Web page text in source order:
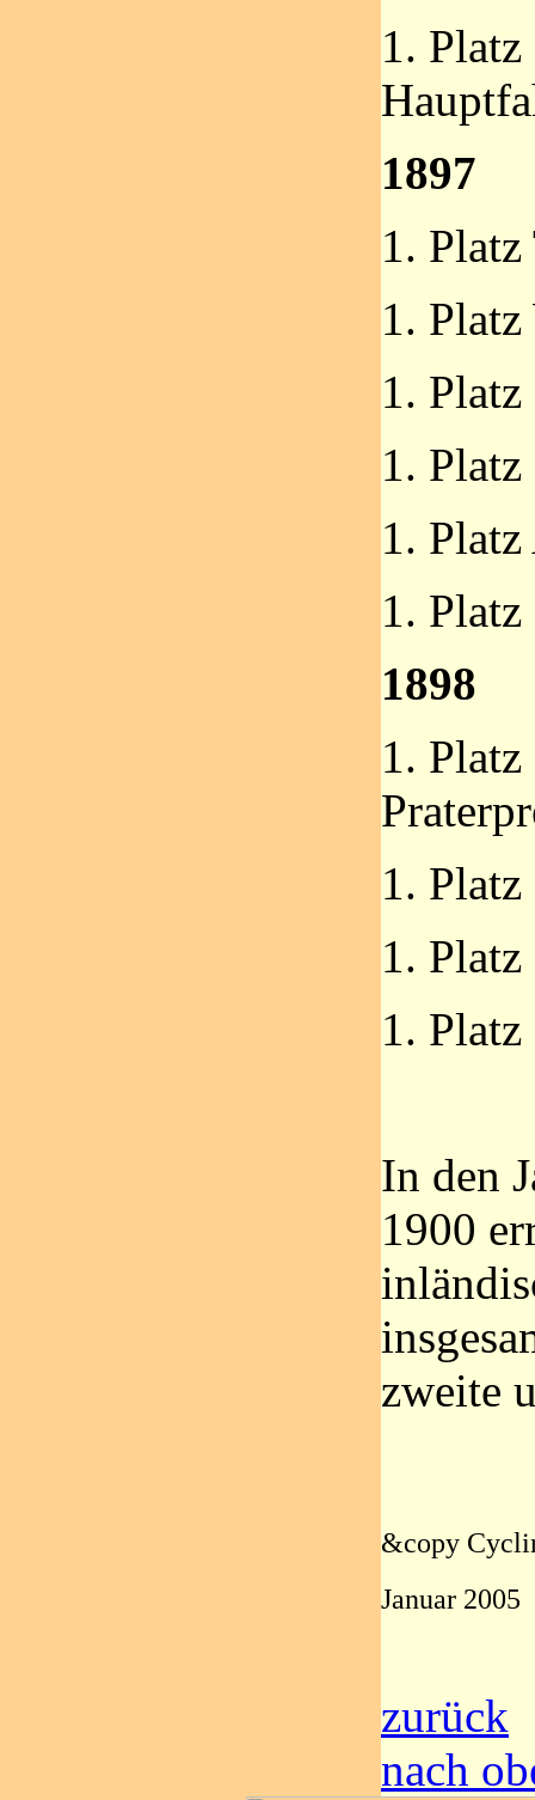
1.
1897
1.
1.
1. Platz
1.
1. Platz
1.
1898
1. Platz
1.
1.
1.
In den
1900
zweite
&copy
Januar 2005
zurück
nach